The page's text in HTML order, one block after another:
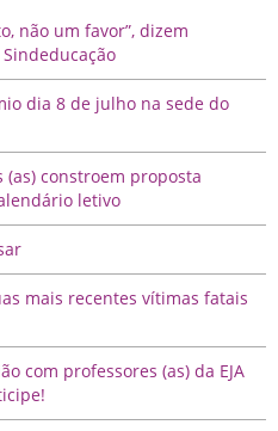
não um favor”, dizem
dia 8 de julho na sede do
(as) constroem proposta
letivo
mais recentes vítimas fatais
com professores (as) da EJA